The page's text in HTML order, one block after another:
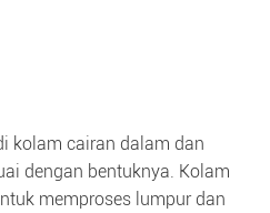
kolam cairan dalam dan
dengan bentuknya. Kolam
memproses lumpur dan